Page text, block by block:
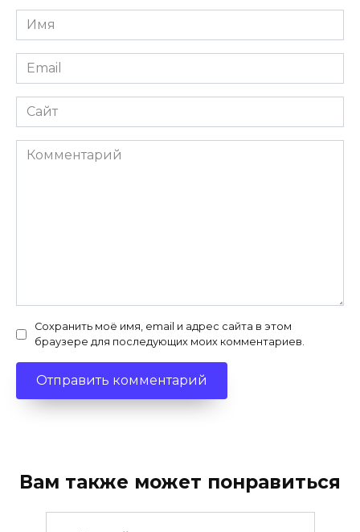
Имя
*
Email
*
Сайт
Комментарий
Сохранить моё имя, email и адрес сайта в этом
браузере для последующих моих комментариев.
Вам также может понравиться